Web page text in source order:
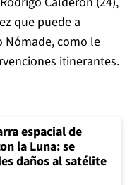
que puede a
Nómade, como le
itinerantes.
espacial de
la Luna: se
daños al satélite